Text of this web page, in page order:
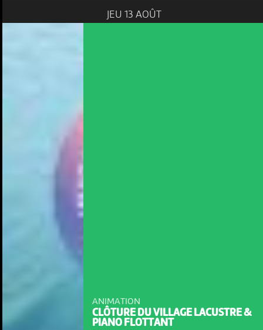
JEU 13 AOÛT
ANIMATION
CLÔTURE DU VILLAGE LACUSTRE &
PIANO FLOTTANT